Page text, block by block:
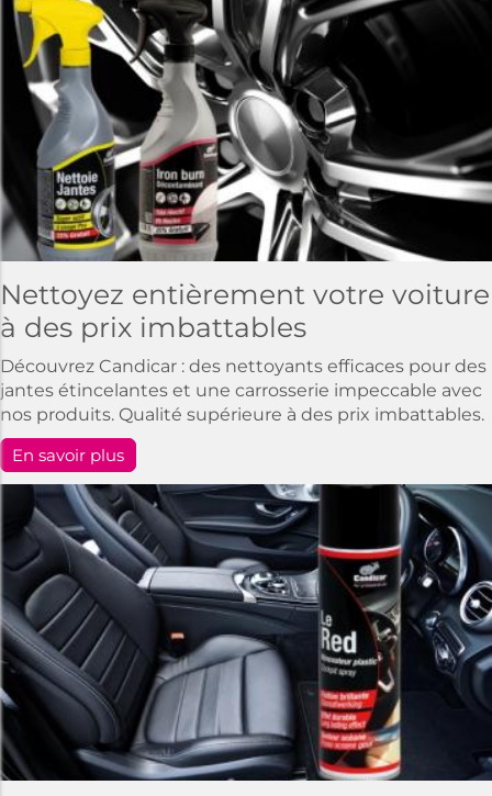
Nettoyez entièrement votre voiture
à des prix imbattables
Découvrez Candicar : des nettoyants efficaces pour des
jantes étincelantes et une carrosserie impeccable avec
nos produits. Qualité supérieure à des prix imbattables.
En savoir plus